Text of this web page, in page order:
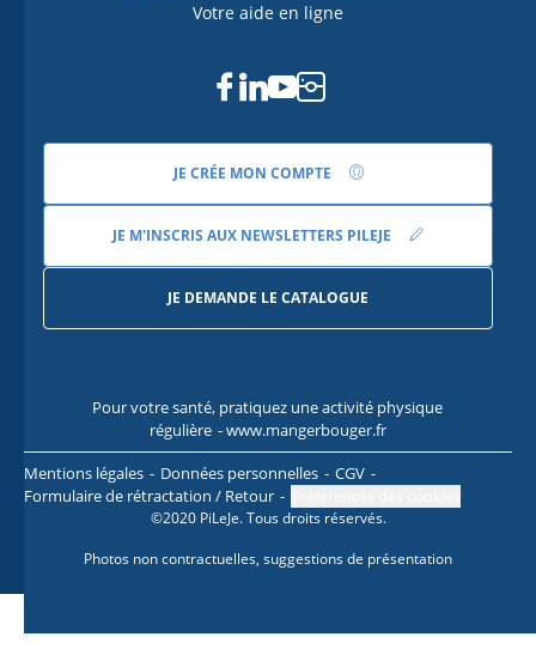
Votre aide en ligne
Facebook
Linkedin
Youtube
Instagram
JE CRÉE MON COMPTE
JE M'INSCRIS AUX NEWSLETTERS PILEJE
JE DEMANDE LE CATALOGUE
Pour votre santé, pratiquez une activité physique
régulière - www.mangerbouger.fr
Mentions légales
Données personnelles
CGV
Formulaire de rétractation / Retour
©2020 PiLeJe. Tous droits réservés.
Photos non contractuelles, suggestions de présentation